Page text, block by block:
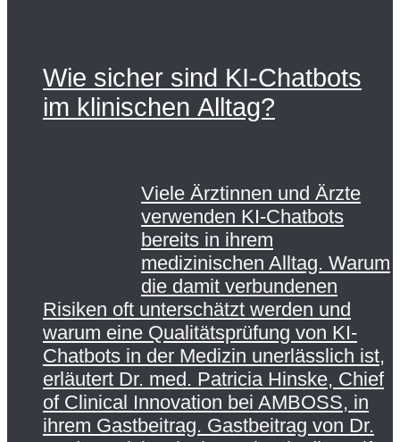
Wie sicher sind KI-Chatbots
im klinischen Alltag?
Viele Ärztinnen und Ärzte
verwenden KI-Chatbots
bereits in ihrem
medizinischen Alltag. Warum
die damit verbundenen
Risiken oft unterschätzt werden und
warum eine Qualitätsprüfung von KI-
Chatbots in der Medizin unerlässlich ist,
erläutert Dr. med. Patricia Hinske, Chief
of Clinical Innovation bei AMBOSS, in
ihrem Gastbeitrag. Gastbeitrag von Dr.